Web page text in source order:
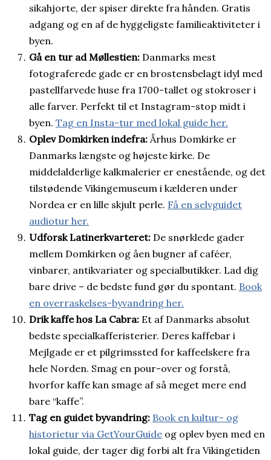
sikahjorte, der spiser direkte fra hånden. Gratis
adgang og en af de hyggeligste familieaktiviteter i
byen.
Gå en tur ad Møllestien: Danmarks mest
fotograferede gade er en brostensbelagt idyl med
pastellfarvede huse fra 1700-tallet og stokroser i
alle farver. Perfekt til et Instagram-stop midt i
byen. Tag en Insta-tur med lokal guide her.
Oplev Domkirken indefra:Århus Domkirke er
Danmarks længste og højeste kirke. De
middelalderlige kalkmalerier er enestående, og det
tilstødende Vikingemuseum i kælderen under
Nordea er en lille skjult perle. Få en selvguidet
audiotur her.
Udforsk Latinerkvarteret: De snørklede gader
mellem Domkirken og åen bugner af caféer,
vinbarer, antikvariater og specialbutikker. Lad dig
bare drive – de bedste fund gør du spontant. Book
en overraskelses-byvandring her.
Drik kaffe hos La Cabra: Et af Danmarks absolut
bedste specialkafferisterier. Deres kaffebar i
Mejlgade er et pilgrimssted for kaffeelskere fra
hele Norden. Smag en pour-over og forstå,
hvorfor kaffe kan smage af så meget mere end
bare “kaffe”.
Tag en guidet byvandring: Book en kultur- og
historietur via GetYourGuide og oplev byen med en
lokal guide, der tager dig forbi alt fra Vikingetiden